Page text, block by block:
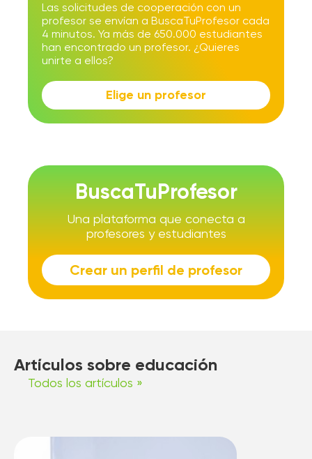
Las solicitudes de cooperación con un
profesor se envían a BuscaTuProfesor cada
4 minutos. Ya más de 650.000 estudiantes
han encontrado un profesor. ¿Quieres
unirte a ellos?
Elige un profesor
BuscaTuProfesor
Una plataforma que conecta a
profesores y estudiantes
Crear un perfil de profesor
Artículos sobre educación
Todos los artículos »